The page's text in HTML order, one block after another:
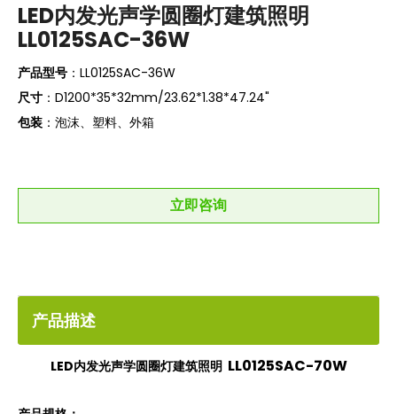
LED内发光声学圆圈灯建筑照明
LL0125SAC-36W
产品型号 ：LL0125SAC-36W
尺寸 ：D1200*35*32mm/23.62*1.38*47.24"
包装 ：泡沫、塑料、外箱
立即咨询
产品描述
LED内发光声学圆圈灯建筑照明 LL0125SAC-70W